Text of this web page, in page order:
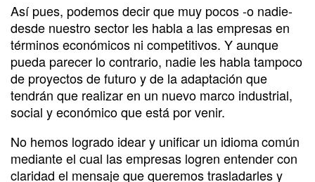
Así pues, podemos decir que muy pocos -o nadie-
desde nuestro sector les habla a las empresas en
términos económicos ni competitivos. Y aunque
pueda parecer lo contrario, nadie les habla tampoco
de proyectos de futuro y de la adaptación que
tendrán que realizar en un nuevo marco industrial,
social y económico que está por venir.
No hemos logrado idear y unificar un idioma común
mediante el cual las empresas logren entender con
claridad el mensaje que queremos trasladarles y